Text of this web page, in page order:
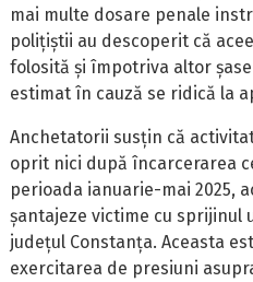
mai multe dosare penale
polițiștii au descoperit că
folosită și împotriva altor
estimat în cauză se ridică la
Anchetatorii susțin că
oprit nici după încarcerarea
perioada ianuarie-mai 2025,
șantajeze victime cu sprijinul
județul Constanța. Aceasta
exercitarea de presiuni